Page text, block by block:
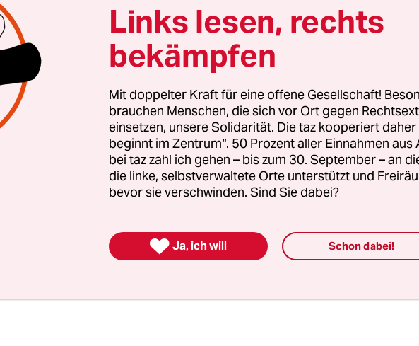
Damit waren es deutlich weniger als bei der
in der letzten Woche, deren Teilnehmerzahl laut Polizei
lag – wobei viele Augenzeugen auch diese Zahl für zu
hielten.
Uhr hatten sich etwa 600 DemonstrantInnen am
Tor eingefunden, um gegen die Flüchtlings- und
von Bärgida, unter denen sich auch viele bekannte
zu protestieren. Die Gruppe „Studis gegen Pegida“
eine Demonstration vom Hauptgebäude der
Links lesen, rechts
bekämpfen
Mit doppelter Kraft für eine offene Gesellschaft!
brauchen Menschen, die sich vor Ort gegen
einsetzen, unsere Solidarität. Die taz kooperiert daher
beginnt im Zentrum“. 50 Prozent aller Einnahmen aus
bei taz zahl ich gehen – bis zum 30. September – an
die linke, selbstverwaltete Orte unterstützt und
bevor sie verschwinden. Sind Sie dabei?
 Ja, ich will Schon dabei!